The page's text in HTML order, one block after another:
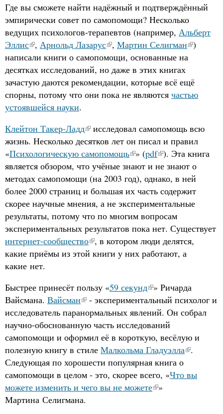
Где вы сможете найти надёжный и подтверждённый
эмпирически совет по самопомощи? Несколько
ведущих психологов-терапевтов (например, Альберт
Эллис , Арнольд Лазарус , Мартин Селигман )
написали книги о самопомощи, основанные на
десятках исследований, но даже в этих книгах
зачастую даются рекомендации, которые всё ещё
спорны, потому что они пока не являются частью
устоявшейся науки.
Клейтон Такер-Ладд
исследовал самопомощь всю
жизнь. Несколько десятков лет он писал и правил
«Психологическую самопомощь » (pdf ). Эта книга
является обзором, что учёные знают и не знают о
методах самопомощи (на 2003 год), однако, в ней
более 2000 страниц и большая их часть содержит
скорее научные мнения, а не экспериментальные
результаты, потому что по многим вопросам
экспериментальных результатов пока нет. Существует
интернет-сообщество , в котором люди делятся,
какие приёмы из этой книги у них работают, а
какие нет.
Быстрее принесёт пользу «59 секунд » Ричарда
Вайсмана. Вайсман
- экспериментальный психолог и
исследователь паранормальных явлений. Он собрал
научно-обоснованную часть исследований
самопомощи и оформил её в короткую, весёлую и
полезную книгу в стиле Малкольма Гладуэлла .
Следующая по хорошести популярная книга о
самопомощи в целом - это, скорее всего, «Что вы
можете изменить и чего вы не можете »
Мартина Селигмана.